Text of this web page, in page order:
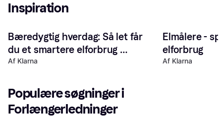
Inspiration
Bæredygtig hverdag: Så let får
du et smartere elforbrug
derhjemme
Af Klarna
Elmålere -
elforbrug
Af Klarna
Populære søgninger i
Forlængerledninger